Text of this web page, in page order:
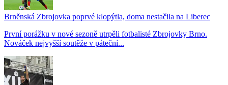
Brněnská Zbrojovka poprvé klopýtla, doma nestačila na Liberec
První porážku v nové sezoně utrpěli fotbalisté Zbrojovky Brno.
Nováček nejvyšší soutěže v páteční...